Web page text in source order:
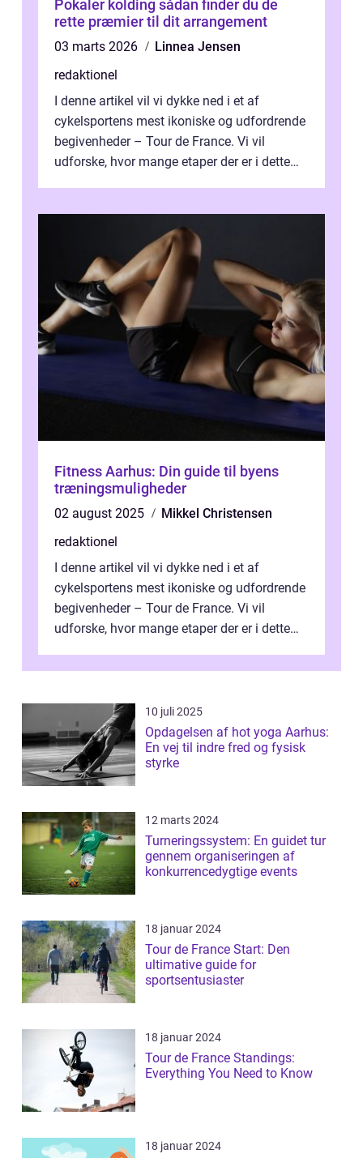
Pokaler kolding sådan finder du de
rette præmier til dit arrangement
03 marts 2026
Linnea Jensen
redaktionel
I denne artikel vil vi dykke ned i et af
cykelsportens mest ikoniske og udfordrende
begivenheder – Tour de France. Vi vil
udforske, hvor mange etaper der er i dette
Fitness Aarhus: Din guide til byens
træningsmuligheder
02 august 2025
Mikkel Christensen
redaktionel
I denne artikel vil vi dykke ned i et af
cykelsportens mest ikoniske og udfordrende
begivenheder – Tour de France. Vi vil
udforske, hvor mange etaper der er i dette
10 juli 2025
Opdagelsen af hot yoga Aarhus:
En vej til indre fred og fysisk
styrke
12 marts 2024
Turneringssystem: En guidet tur
gennem organiseringen af
konkurrencedygtige events
18 januar 2024
Tour de France Start: Den
ultimative guide for
sportsentusiaster
18 januar 2024
Tour de France Standings:
Everything You Need to Know
18 januar 2024